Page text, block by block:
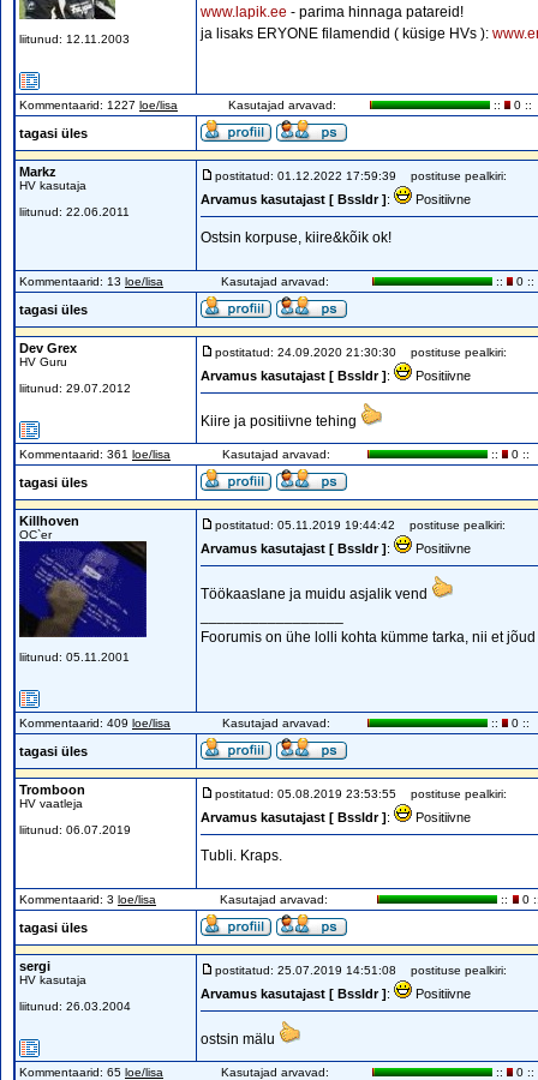
liitunud: 12.11.2003
www.lapik.ee - parima hinnaga patareid!
ja lisaks ERYONE filamendid ( küsige HVs ):
Kommentaarid: 1227 loe/lisa Kasutajad arvavad: :: 0 ::
tagasi üles
Markz
HV kasutaja
liitunud: 22.06.2011
postitatud: 01.12.2022 17:59:39 postituse pealkiri:
Arvamus kasutajast [ Bssldr ]: Positiivne
Ostsin korpuse, kiire&kõik ok!
Kommentaarid: 13 loe/lisa Kasutajad arvavad: :: 0 ::
tagasi üles
Dev Grex
HV Guru
liitunud: 29.07.2012
postitatud: 24.09.2020 21:30:30 postituse pealkiri:
Arvamus kasutajast [ Bssldr ]: Positiivne
Kiire ja positiivne tehing
Kommentaarid: 361 loe/lisa Kasutajad arvavad: :: 0 ::
tagasi üles
Killhoven
OC`er
liitunud: 05.11.2001
postitatud: 05.11.2019 19:44:42 postituse pealkiri:
Arvamus kasutajast [ Bssldr ]: Positiivne
Töökaaslane ja muidu asjalik vend
Foorumis on ühe lolli kohta kümme tarka, nii et
Kommentaarid: 409 loe/lisa Kasutajad arvavad: :: 0 ::
tagasi üles
Tromboon
HV vaatleja
liitunud: 06.07.2019
postitatud: 05.08.2019 23:53:55 postituse pealkiri:
Arvamus kasutajast [ Bssldr ]: Positiivne
Tubli. Kraps.
Kommentaarid: 3 loe/lisa Kasutajad arvavad: :: 0
tagasi üles
sergi
HV kasutaja
liitunud: 26.03.2004
postitatud: 25.07.2019 14:51:08 postituse pealkiri:
Arvamus kasutajast [ Bssldr ]: Positiivne
ostsin mälu
Kommentaarid: 65 loe/lisa Kasutajad arvavad: :: 0 ::